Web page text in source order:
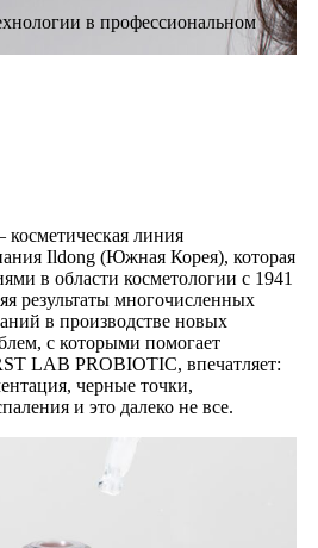
в профессиональном
линия
Ildong (Южная Корея), которая
в области косметологии с 1941
результаты многочисленных
в производстве новых
с которыми помогает
LAB PROBIOTIC, впечатляет:
черные точки,
и это далеко не все.